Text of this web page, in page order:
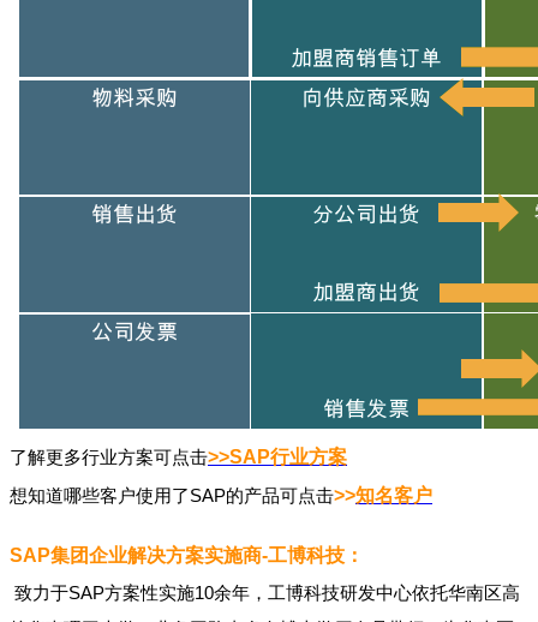
了解更多行业方案可点击>>SAP行业方案
想知道哪些客户使用了SAP的产品可点击>>知名客户
SAP集团企业解决方案实施商-工博科技：
致力于SAP方案性实施10余年，工博科技研发中心依托华南区高